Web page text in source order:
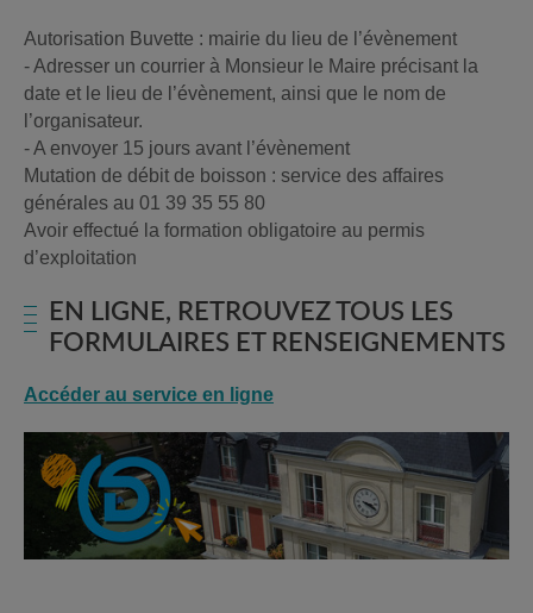
Autorisation Buvette : mairie du lieu de l’évènement
- Adresser un courrier à Monsieur le Maire précisant la
date et le lieu de l’évènement, ainsi que le nom de
l’organisateur.
- A envoyer 15 jours avant l’évènement
Mutation de débit de boisson : service des affaires
générales au 01 39 35 55 80
Avoir effectué la formation obligatoire au permis
d’exploitation
EN LIGNE, RETROUVEZ TOUS LES
FORMULAIRES ET RENSEIGNEMENTS
Accéder au service en ligne